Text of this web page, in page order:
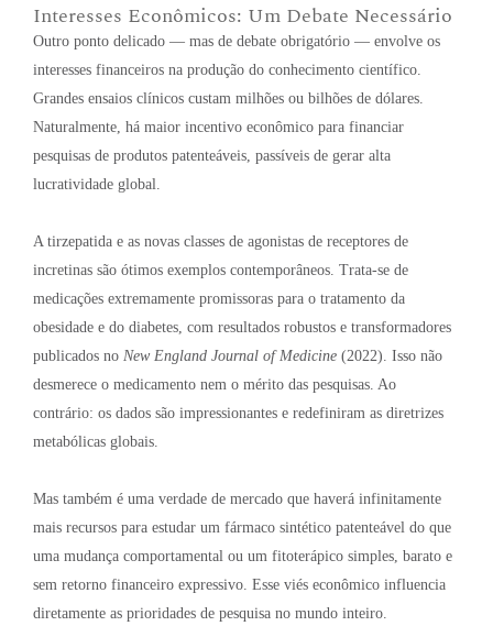
Interesses Econômicos: Um Debate Necessário
Outro ponto delicado — mas de debate obrigatório — envolve os
interesses financeiros na produção do conhecimento científico.
Grandes ensaios clínicos custam milhões ou bilhões de dólares.
Naturalmente, há maior incentivo econômico para financiar
pesquisas de produtos patenteáveis, passíveis de gerar alta
lucratividade global.
A tirzepatida e as novas classes de agonistas de receptores de
incretinas são ótimos exemplos contemporâneos. Trata-se de
medicações extremamente promissoras para o tratamento da
obesidade e do diabetes, com resultados robustos e transformadores
publicados no New England Journal of Medicine (2022). Isso não
desmerece o medicamento nem o mérito das pesquisas. Ao
contrário: os dados são impressionantes e redefiniram as diretrizes
metabólicas globais.
Mas também é uma verdade de mercado que haverá infinitamente
mais recursos para estudar um fármaco sintético patenteável do que
uma mudança comportamental ou um fitoterápico simples, barato e
sem retorno financeiro expressivo. Esse viés econômico influencia
diretamente as prioridades de pesquisa no mundo inteiro.